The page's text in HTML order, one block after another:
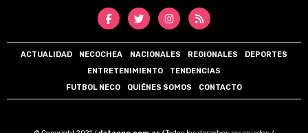
ACTUALIDAD NECOCHEA NACIONALES REGIONALES
DEPORTES
ENTRETENIMIENTO
TENDENCIAS
FUTBOL NECO
QUIÉNES SOMOS CONTACTO